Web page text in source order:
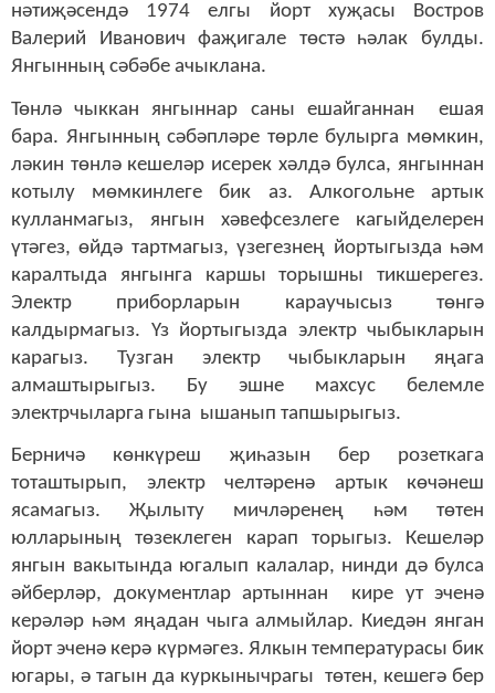
нәтиҗәсендә 1974 елгы йорт хуҗасы Востров
Валерий Иванович фаҗигале төстә һәлак булды.
Янгынның сәбәбе ачыклана.
Төнлә чыккан янгыннар саны ешайганнан ешая
бара. Янгынның сәбәпләре төрле булырга мөмкин,
ләкин төнлә кешеләр исерек хәлдә булса, янгыннан
котылу мөмкинлеге бик аз. Алкогольне артык
кулланмагыз, янгын хәвефсезлеге кагыйделерен
үтәгез, өйдә тартмагыз, үзегезнең йортыгызда һәм
каралтыда янгынга каршы торышны тикшерегез.
Электр приборларын караучысыз төнгә
калдырмагыз. Үз йортыгызда электр чыбыкларын
карагыз. Тузган электр чыбыкларын яңага
алмаштырыгыз. Бу эшне махсус белемле
электрчыларга гына ышанып тапшырыгыз.
Берничә көнкүреш җиһазын бер розеткага
тоташтырып, электр челтәренә артык көчәнеш
ясамагыз.
Җылыту мичләренең һәм төтен
юлларының төзеклеген карап торыгыз. Кешеләр
янгын вакытында югалып калалар, нинди дә булса
әйберләр, документлар артыннан кире ут эченә
керәләр һәм яңадан чыга алмыйлар. Киедән янган
йорт эченә керә күрмәгез. Ялкын температурасы бик
югары, ә тагын да куркынычрагы төтен, кешегә бер